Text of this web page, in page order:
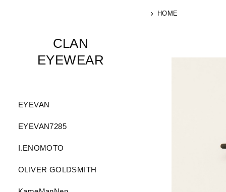
CLAN
EYEWEAR
EYEVAN
EYEVAN7285
I.ENOMOTO
OLIVER GOLDSMITH
HOME